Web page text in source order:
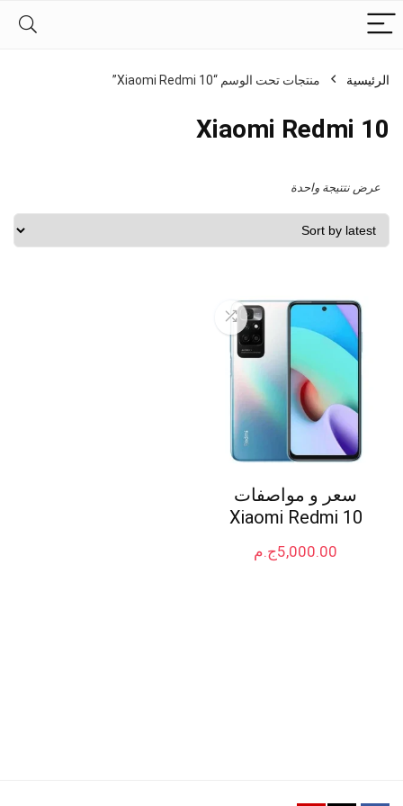
الرئيسية منتجات تحت الوسم “Xiaomi Redmi 10”
Xiaomi Redmi 10
عرض نتتيجة واحدة
سعر و مواصفات
Xiaomi Redmi 10
ج.م5,000.00